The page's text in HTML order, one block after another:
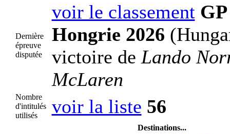
Dernière
épreuve
disputée
voir le classement
Hongrie 2026
victoire de Lando
McLaren
Nombre
d'intitulés
utilisés
voir la liste 56
Destinations...